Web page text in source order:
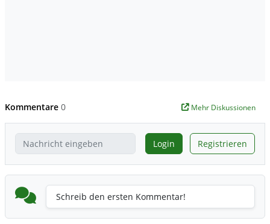
Kommentare 0 Mehr Diskussionen
Login Registrieren
Schreib den ersten Kommentar!